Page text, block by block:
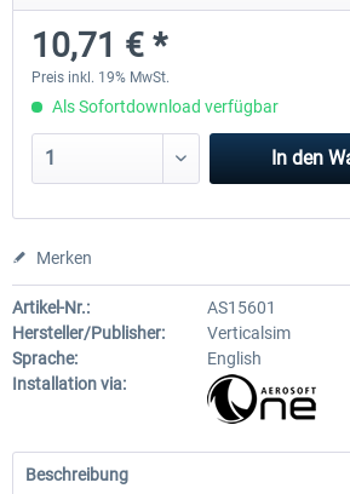
19,95 € *
10,71 € *
Preis inkl. 19% MwSt.
Als Sofortdownload verfügbar
In den
Merken
Artikel-Nr.:
AS15601
Hersteller/Publisher:
Verticalsim
Sprache:
English
Installation via:
Beschreibung